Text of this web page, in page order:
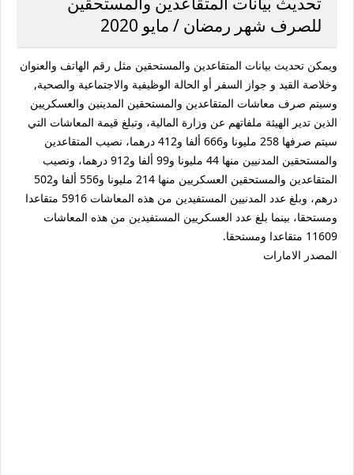
للصرف شهر رمضان / مايو 2020
ويمكن تحديث بيانات المتقاعدين والمستحقين مثل رقم الهاتف والعنوان
وخلاصة القيد و جواز السفر أو الحالة الوظيفية والاجتماعية والصحية,
وسيتم صرف معاشات المتقاعدين والمستحقين المدينين والعسكريين
الذين تدير الهيئة ملفاتهم عن وزارة المالية، وتبلغ قيمة المعاشات التي
سيتم صرفها 258 مليونا و666 ألفا و412 درهما، نصيب المتقاعدين
والمستحقين المدنيين منها 44 مليونا و99 ألفا و912 درهما، ونصيب
المتقاعدين والمستحقين العسكريين منها 214 مليونا و556 ألفا و502
درهم، وبلغ عدد المدنيين المستفيدين من هذه المعاشات 5916 متقاعدا
ومستحقا، بينما بلغ عدد العسكريين المستفيدين من هذه المعاشات
11609 متقاعدا ومستحقا.
المصدر الامارات